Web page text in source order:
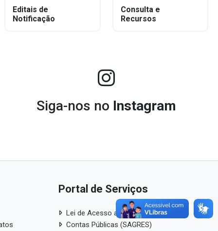
Editais de
Notificação
Consulta e
Recursos
Siga-nos no Instagram
Portal de Serviços
Lei de Acesso a Informação
Contas Públicas (SAGRES)